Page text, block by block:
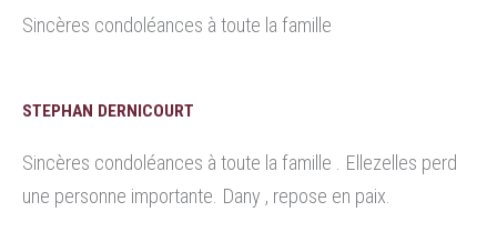
Sincères condoléances à toute la famille
STEPHAN DERNICOURT
Sincères condoléances à toute la famille . Ellezelles perd
une personne importante. Dany , repose en paix.